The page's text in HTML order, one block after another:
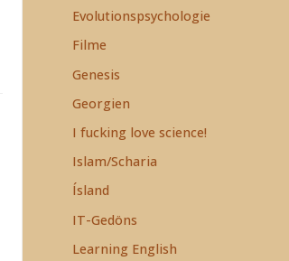
Evolutionspsychologie
Filme
Genesis
Georgien
I fucking love science!
Islam/Scharia
Ísland
IT-Gedöns
Learning English